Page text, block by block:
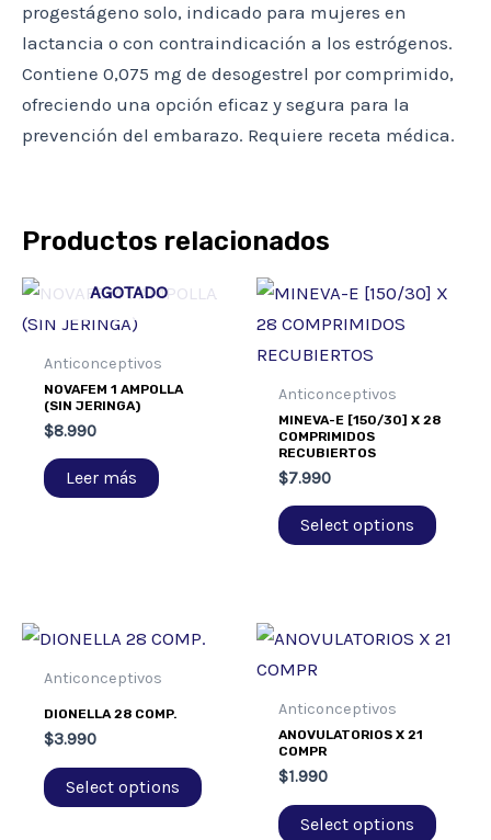
progestágeno solo, indicado para mujeres en
lactancia o con contraindicación a los estrógenos.
Contiene 0,075 mg de desogestrel por comprimido,
ofreciendo una opción eficaz y segura para la
prevención del embarazo. Requiere receta médica.
Productos relacionados
AGOTADO
Anticonceptivos
NOVAFEM 1 AMPOLLA
(SIN JERINGA)
$8.990
Leer más
Anticonceptivos
MINEVA-E [150/30] X 28
COMPRIMIDOS
RECUBIERTOS
$7.990
Select options
Anticonceptivos
DIONELLA 28 COMP.
$3.990
Select options
Anticonceptivos
ANOVULATORIOS X 21
COMPR
$1.990
Select options